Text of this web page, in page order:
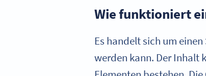
Wie funktioniert
Es handelt sich um
werden kann. Der Inhalt